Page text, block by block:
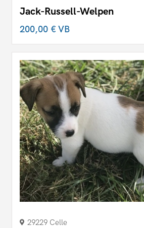
Jack-Russell-Welpen
200,00 €VB
29229 Celle